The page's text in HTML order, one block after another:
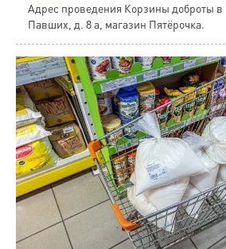
Адрес проведения Корзины доброты в
Павших, д. 8 а, магазин Пятёрочка.